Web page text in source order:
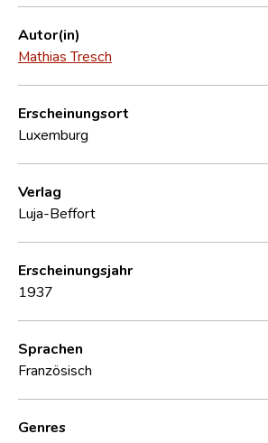
Autor(in)
Mathias Tresch
Erscheinungsort
Luxemburg
Verlag
Luja-Beffort
Erscheinungsjahr
1937
Sprachen
Französisch
Genres